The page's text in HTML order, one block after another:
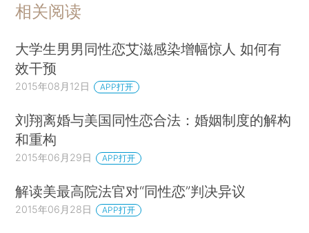
相关阅读
大学生男男同性恋艾滋感染增幅惊人 如何有
效干预
2015年08月12日 APP打开
刘翔离婚与美国同性恋合法：婚姻制度的解构
和重构
2015年06月29日 APP打开
解读美最高院法官对“同性恋”判决异议
2015年06月28日 APP打开